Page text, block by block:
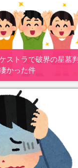
ストラで破界の星墓判
かった件